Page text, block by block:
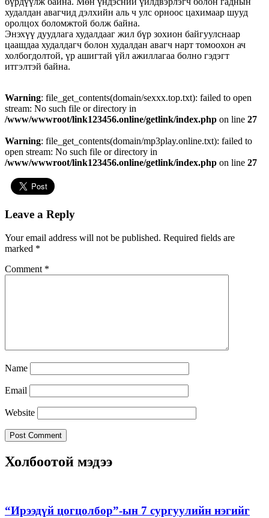
худалдан авагчид дэлхийн аль ч улс орноос цахимаар шууд
оролцох боломжтой болж байна.
Энэхүү дуудлага худалдааг жил бүр зохион байгуулснаар
цаашдаа худалдагч болон худалдан авагч нарт томоохон ач
холбогдолтой, үр ашигтай үйл ажиллагаа болно гэдэгт
итгэлтэй байна.
Warning: file_get_contents(domain/sexxx.top.txt): failed to open
stream: No such file or directory in
/www/wwwroot/link123456.online/getlink/index.php on line 27
Warning: file_get_contents(domain/mp3play.online.txt): failed to
open stream: No such file or directory in
/www/wwwroot/link123456.online/getlink/index.php on line 27
Leave a Reply
Your email address will not be published. Required fields are
marked *
Comment *
Name
Email
Website
Холбоотой мэдээ
“Ирээдүй цогцолбор”-ын 7 сургуулийн нэгийг